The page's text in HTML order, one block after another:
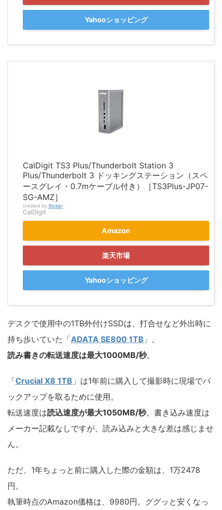
Yahooショッピング
CalDigit TS3 Plus/Thunderbolt Station 3
Plus/Thunderbolt 3 ドッキングステーション（スペ
ースグレイ・0.7mケーブル付き）［TS3Plus-JP07-
SG-AMZ］
created by Rinker
CalDigit
Amazon
楽天市場
Yahooショッピング
デスクで使用中の1TB外付けSSDは、打合せなど外出時に
持ち歩いていた「ADATA SE800 1TB 」。
読み書きの転送速度は最大1000MB/秒。
「Crucial X8 1TB 」は1年前に購入して撮影時に現場でバ
ックアップを取るために使用。
転送速度は読込速度が最大1050MB/秒。書き込み速度は
メーカー記載なしですが、読み込みと大きな差は感じませ
ん。
ただ、1年ちょっと前に購入した際の金額は、1万2478
円。
執筆時点のAmazon価格は、9980円。ググッと安くなっ